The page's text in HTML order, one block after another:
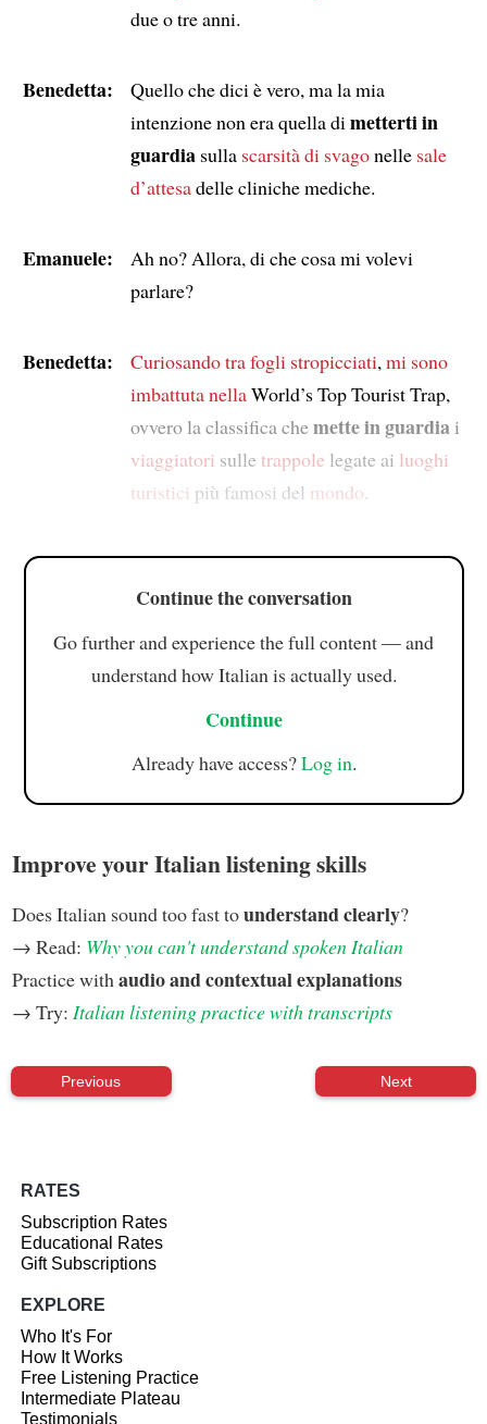
due o tre anni.
Benedetta:
Quello che dici è vero, ma la mia
intenzione non era quella di metterti in
guardiasulla scarsità di svagonelle sale
d’attesadelle cliniche mediche.
Emanuele:
Ah no? Allora, di che cosa mi volevi
parlare?
Benedetta: Curiosando tra fogli stropicciati, mi sono
imbattuta nellaWorld’s Top Tourist Trap,
ovvero la classifica chemette in guardia i
viaggiatori sulle trappole legate ai luoghi
turistici più famosi del mondo.
Continue the conversation
Go further and experience the full content — and
understand how Italian is actually used.
Continue
Already have access?Log in.
Improve your Italian listening skills
Does Italian sound too fast tounderstand clearly?
→ Read: Why you can't understand spoken Italian
Practice with audio and contextual explanations
→ Try: Italian listening practice with transcripts
Previous Next
RATES
Subscription Rates
Educational Rates
Gift Subscriptions
EXPLORE
Who It's For
How It Works
Free Listening Practice
Intermediate Plateau
Testimonials